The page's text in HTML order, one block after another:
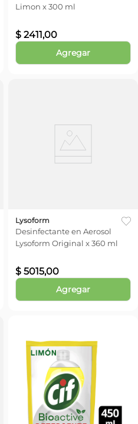
Limon x 300 ml
$ 2411,00
Agregar
Lysoform
Desinfectante en Aerosol
Lysoform Original x 360 ml
$ 5015,00
Agregar